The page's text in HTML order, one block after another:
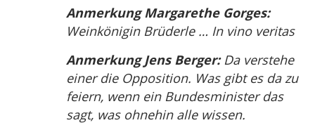
Anmerkung Margarethe Gorges:
Weinkönigin Brüderle … In vino veritas
Anmerkung Jens Berger:Da verstehe
einer die Opposition. Was gibt es da zu
feiern, wenn ein Bundesminister das
sagt, was ohnehin alle wissen.